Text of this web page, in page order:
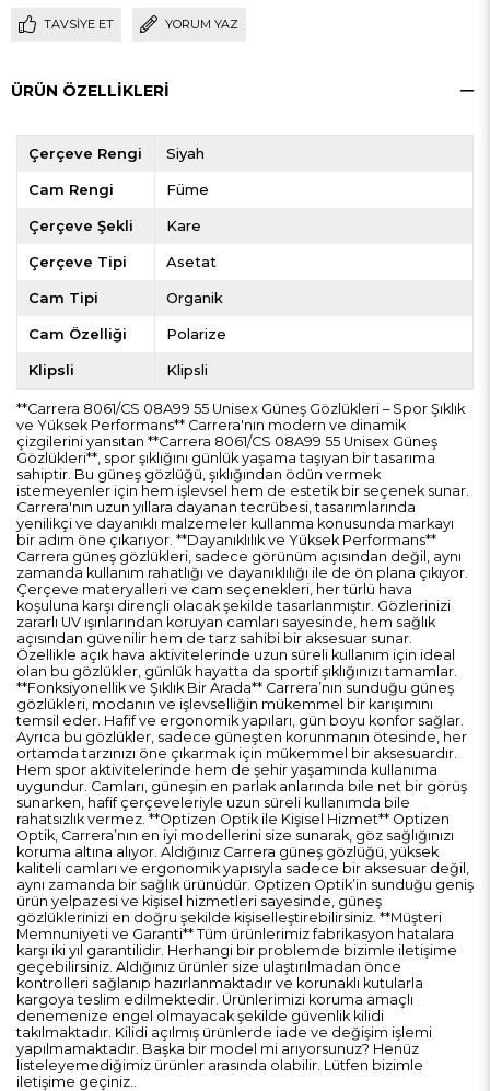
TAVSIYE ET YORUM YAZ
ÜRÜN ÖZELLIKLERI
Çerçeve Rengi Siyah
Cam Rengi Füme
Çerçeve Şekli Kare
Çerçeve Tipi Asetat
Cam Tipi Organik
Cam Özelliği Polarize
Klipsli Klipsli
**Carrera 8061/CS 08A99 55 Unisex Güneş Gözlükleri – Spor Şıklık
ve Yüksek Performans** Carrera'nın modern ve dinamik
çizgilerini yansıtan **Carrera 8061/CS 08A99 55 Unisex Güneş
Gözlükleri**, spor şıklığını günlük yaşama taşıyan bir tasarıma
sahiptir. Bu güneş gözlüğü, şıklığından ödün vermek
istemeyenler için hem işlevsel hem de estetik bir seçenek sunar.
Carrera'nın uzun yıllara dayanan tecrübesi, tasarımlarında
yenilikçi ve dayanıklı malzemeler kullanma konusunda markayı
bir adım öne çıkarıyor. **Dayanıklılık ve Yüksek Performans**
Carrera güneş gözlükleri, sadece görünüm açısından değil, aynı
zamanda kullanım rahatlığı ve dayanıklılığı ile de ön plana çıkıyor.
Çerçeve materyalleri ve cam seçenekleri, her türlü hava
koşuluna karşı dirençli olacak şekilde tasarlanmıştır. Gözlerinizi
zararlı UV ışınlarından koruyan camları sayesinde, hem sağlık
açısından güvenilir hem de tarz sahibi bir aksesuar sunar.
Özellikle açık hava aktivitelerinde uzun süreli kullanım için ideal
olan bu gözlükler, günlük hayatta da sportif şıklığınızı tamamlar.
**Fonksiyonellik ve Şıklık Bir Arada** Carrera’nın sunduğu güneş
gözlükleri, modanın ve işlevselliğin mükemmel bir karışımını
temsil eder. Hafif ve ergonomik yapıları, gün boyu konfor sağlar.
Ayrıca bu gözlükler, sadece güneşten korunmanın ötesinde, her
ortamda tarzınızı öne çıkarmak için mükemmel bir aksesuardır.
Hem spor aktivitelerinde hem de şehir yaşamında kullanıma
uygundur. Camları, güneşin en parlak anlarında bile net bir görüş
sunarken, hafif çerçeveleriyle uzun süreli kullanımda bile
rahatsızlık vermez. **Optizen Optik ile Kişisel Hizmet** Optizen
Optik, Carrera’nın en iyi modellerini size sunarak, göz sağlığınızı
koruma altına alıyor. Aldığınız Carrera güneş gözlüğü, yüksek
kaliteli camları ve ergonomik yapısıyla sadece bir aksesuar değil,
aynı zamanda bir sağlık ürünüdür. Optizen Optik’in sunduğu geniş
ürün yelpazesi ve kişisel hizmetleri sayesinde, güneş
gözlüklerinizi en doğru şekilde kişiselleştirebilirsiniz. **Müşteri
Memnuniyeti ve Garanti** Tüm ürünlerimiz fabrikasyon hatalara
karşı iki yıl garantilidir. Herhangi bir problemde bizimle iletişime
geçebilirsiniz. Aldığınız ürünler size ulaştırılmadan önce
kontrolleri sağlanıp hazırlanmaktadır ve korunaklı kutularla
kargoya teslim edilmektedir. Ürünlerimizi koruma amaçlı
denemenize engel olmayacak şekilde güvenlik kilidi
takılmaktadır. Kilidi açılmış ürünlerde iade ve değişim işlemi
yapılmamaktadır. Başka bir model mi arıyorsunuz? Henüz
listeleyemediğimiz ürünler arasında olabilir. Lütfen bizimle
iletişime geçiniz..